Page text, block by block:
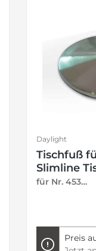
Daylight
Tischfuß
Slimline
für Nr. 453…
Preis